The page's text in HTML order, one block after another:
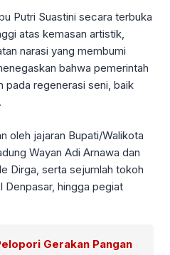
Putri Suastini secara terbuka
atas kemasan artistik,
narasi yang membumi
bahwa pemerintah
pada regenerasi seni, baik
oleh jajaran Bupati/Walikota
Wayan Adi Arnawa dan
Dirga, serta sejumlah tokoh
Denpasar, hingga pegiat
Gerakan Pangan